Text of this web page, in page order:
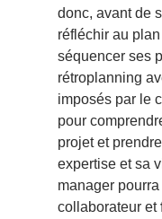
donc, avant de
réfléchir au plan
séquencer ses
rétroplanning
imposés par le
pour
projet et
expertise et sa
manager
collaborateur et